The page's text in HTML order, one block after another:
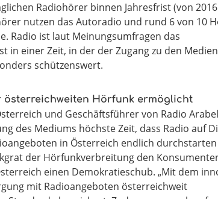
Radiohörer binnen Jahresfrist (von
nutzen das Autoradio und rund 6 von 10
Radio ist laut Meinungsumfragen das
in einer Zeit, in der der Zugang zu den
schützenswert.
österreichweiten Hörfunk ermöglicht
und Geschäftsführer von Radio
des Mediums höchste Zeit, dass Radio auf
in Österreich endlich
der Hörfunkverbreitung den
einen Demokratieschub. „Mit dem
mit Radioangeboten österreichweit